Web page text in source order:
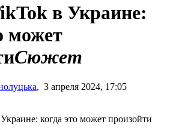
в Украине:
может
Сюжет
, 3 апреля 2024, 17:05